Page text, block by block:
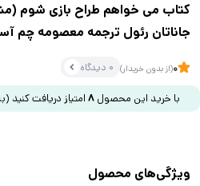
کتاب می خواهم طراح بازی شوم
جاناتان رئول ترجمه معصومه چم
0(از بدون خریدار) 0 دیدگاه
با خرید این محصول 8 امتیاز دریافت کنید
ویژگی‌های محصول